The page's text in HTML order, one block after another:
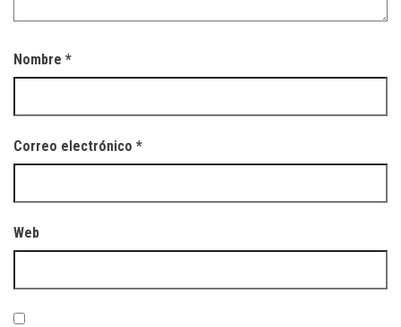
Nombre *
Correo electrónico *
Web